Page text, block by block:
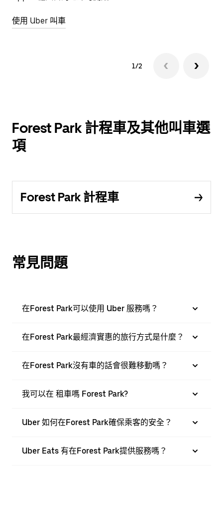
使用 Uber 叫車
1/2
Forest Park 計程車及其他叫車選
項
Forest Park 計程車
常見問題
在Forest Park可以使用 Uber 服務嗎？
在Forest Park最經濟實惠的旅行方式是什麼？
在Forest Park沒有車的話會很難移動嗎？
我可以在 租車嗎 Forest Park?
Uber 如何在Forest Park確保乘客的安全？
Uber Eats 有在Forest Park提供服務嗎？